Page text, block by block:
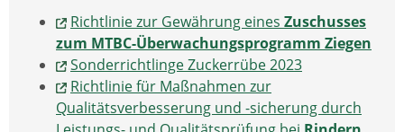
Richtlinie zur Gewährung eines Zuschusses
zum MTBC-Überwachungsprogramm Ziegen
Sonderrichtlinge Zuckerrübe 2023
Richtlinie für Maßnahmen zur
Qualitätsverbesserung und -sicherung durch